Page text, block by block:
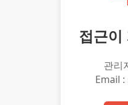
접근이
관리
Email